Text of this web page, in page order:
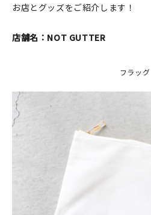
イベント・ワークショップ
ギャラリー
お店とグッズをご紹介します！
店舗名：NOT GUTTER
フラッグ